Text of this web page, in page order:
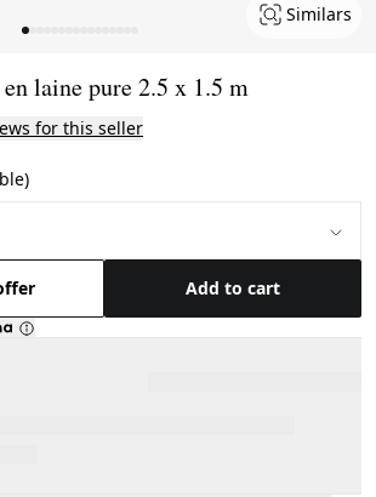
Similars
laine pure 2.5 x 1.5 m
for this seller
Add to cart